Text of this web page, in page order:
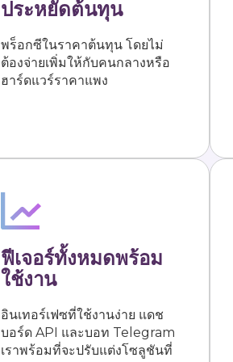
ประหยัดต้นทุน
พร็อกซีในราคาต้นทุน โดยไม่
ต้องจ่ายเพิ่มให้กับคนกลางหรือ
ฮาร์ดแวร์ราคาแพง
ฟีเจอร์ทั้งหมดพร้อม
ใช้งาน
อินเทอร์เฟซที่ใช้งานง่าย แดช
บอร์ด API และบอท Telegram
เราพร้อมที่จะปรับแต่งโซลูชันที่